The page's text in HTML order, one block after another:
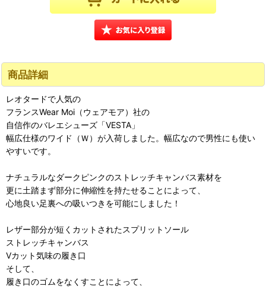
商品詳細
レオタードで人気の
フランスWear Moi（ウェアモア）社の
自信作のバレエシューズ「VESTA」
幅広仕様のワイド（Ｗ）が入荷しました。幅広なので男性にも使い
やすいです。
ナチュラルなダークピンクのストレッチキャンバス素材を
更に土踏まず部分に伸縮性を持たせることによって、
心地良い足裏への吸いつきを可能にしました！
レザー部分が短くカットされたスプリットソール
ストレッチキャンバス
Vカット気味の履き口
そして、
履き口のゴムをなくすことによって、